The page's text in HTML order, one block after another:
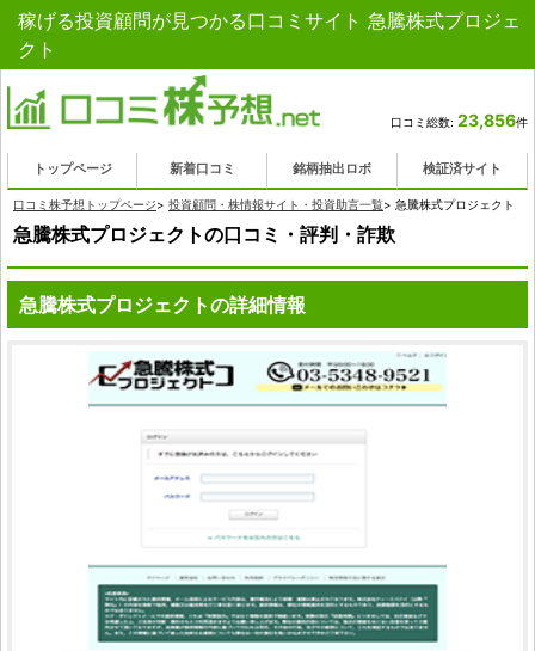
稼げる投資顧問が見つかる口コミサイト 急騰株式プロジェ
クト
口コミ総数: 23,856件
トップページ 新着口コミ 銘柄抽出ロボ 検証済サイト
口コミ株予想トップページ> 投資顧問・株情報サイト・投資助言一覧> 急騰株式プロジェクト
急騰株式プロジェクトの口コミ・評判・詐欺
急騰株式プロジェクトの詳細情報